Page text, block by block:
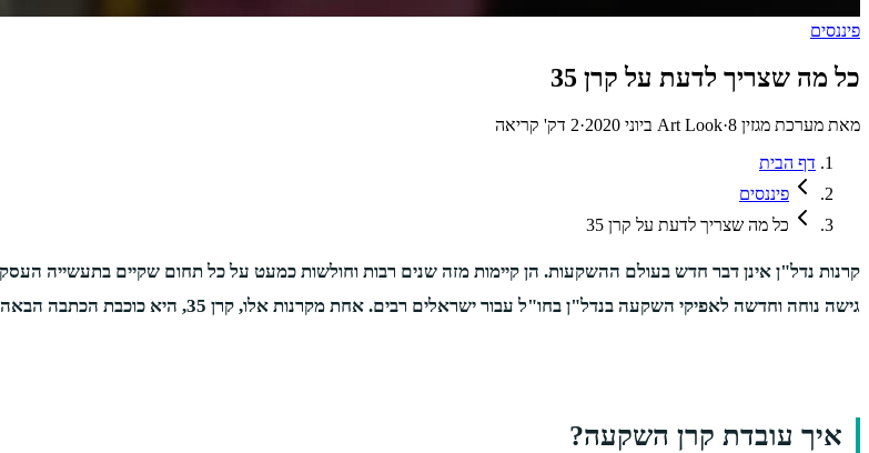
פיננסים
כל מה שצריך לדעת על קרן 35
מאת מערכת מגזין Art Look ·8 ביוני 2020 ·
2 דק' קריאה
דף הבית
פיננסים
כל מה שצריך לדעת על קרן 35
קרנות נדל"ן אינן דבר חדש בעולם ההשקעות. הן קיימות מזה שנים רבות וחולשות כמעט על כל תחום שקיים בתעשייה
גישה נוחה וחדשה לאפיקי השקעה בנדל"ן בחו"ל עבור ישראלים רבים. אחת מקרנות אלו, קרן 35, היא כוכבת הכתבה הבאה.
איך עובדת קרן השקעה?